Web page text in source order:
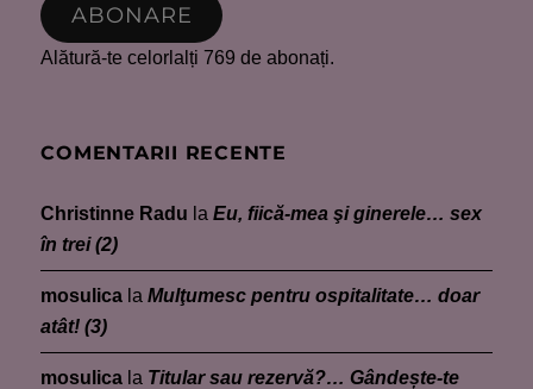
ABONARE
Alătură-te celorlalți 769 de abonați.
COMENTARII RECENTE
Christinne Radu laEu, fiică-mea şi ginerele… sex
în trei (2)
mosulica laMulţumesc pentru ospitalitate… doar
atât! (3)
mosulica la Titular sau rezervă?… Gândește-te